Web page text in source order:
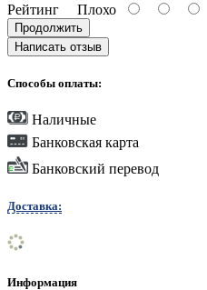
Рейтинг Плохо
Продолжить
Написать отзыв
Способы оплаты:
Наличные
Банковская карта
Банковский перевод
Доставка:
Информация